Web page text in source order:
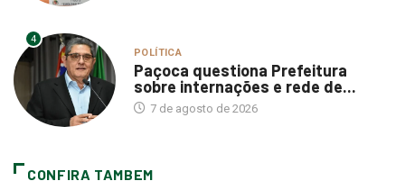
4
POLÍTICA
Paçoca questiona Prefeitura
sobre internações e rede de...
7 de agosto de 2026
CONFIRA TAMBEM